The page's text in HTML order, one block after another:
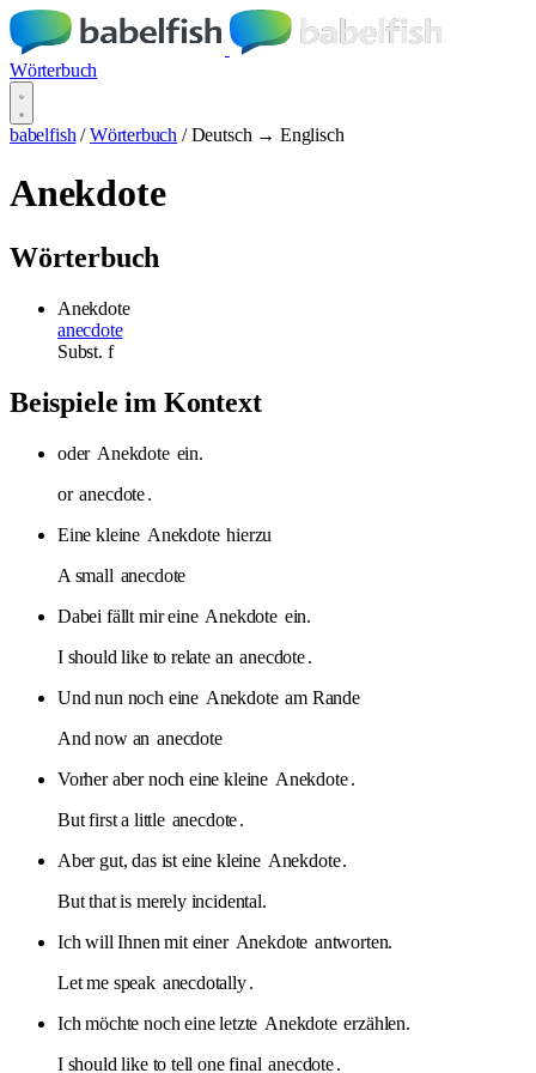
Wörterbuch
babelfish / Wörterbuch / Deutsch → Englisch
Anekdote
Wörterbuch
Anekdote
anecdote
Subst. f
Beispiele im Kontext
oder Anekdote ein.
or anecdote.
Eine kleine Anekdote hierzu
A small anecdote
Dabei fällt mir eine Anekdote ein.
I should like to relate an anecdote.
Und nun noch eine Anekdote am Rande
And now an anecdote
Vorher aber noch eine kleine Anekdote .
But first a little anecdote.
Aber gut, das ist eine kleine Anekdote.
But that is merely incidental.
Ich will Ihnen mit einer Anekdote antworten.
Let me speak anecdotally.
Ich möchte noch eine letzte Anekdote erzählen.
I should like to tell one final anecdote.